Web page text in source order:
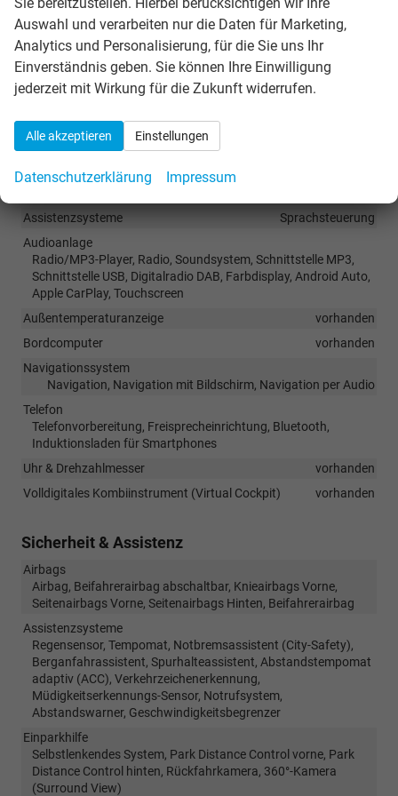
Sitze
Rücksitzbank hinten geteilt, Sitzheizung, Sitzheizung hinten,
Sportsitze
Sitze: Lordosenstütze
Fahrer und Beifahrer
Sitze: Verstellbarkeit
Höhenverstellbarer Beifahrersitz, Höhenverstellbarer
Fahrersitz
Infotainment & Kommunikation
Assistenzsysteme
Sprachsteuerung
Audioanlage
Radio/MP3-Player, Radio, Soundsystem, Schnittstelle MP3,
Schnittstelle USB, Digitalradio DAB, Farbdisplay, Android Auto,
Apple CarPlay, Touchscreen
Außentemperaturanzeige
vorhanden
Bordcomputer
vorhanden
Navigationssystem
Navigation, Navigation mit Bildschirm, Navigation per Audio
Telefon
Telefonvorbereitung, Freisprecheinrichtung, Bluetooth,
Induktionsladen für Smartphones
Uhr & Drehzahlmesser
vorhanden
Volldigitales Kombiinstrument (Virtual Cockpit)
vorhanden
Sicherheit & Assistenz
Airbags
Airbag, Beifahrerairbag abschaltbar, Knieairbags Vorne,
Seitenairbags Vorne, Seitenairbags Hinten, Beifahrerairbag
Assistenzsysteme
Regensensor, Tempomat, Notbremsassistent (City-Safety),
Berganfahrassistent, Spurhalteassistent, Abstandstempomat
adaptiv (ACC), Verkehrzeichenerkennung,
Müdigkeitserkennungs-Sensor, Notrufsystem,
Abstandswarner, Geschwindigkeitsbegrenzer
Einparkhilfe
Selbstlenkendes System, Park Distance Control vorne, Park
Distance Control hinten, Rückfahrkamera, 360°-Kamera
(Surround View)
Auswahl und verarbeiten nur die Daten für Marketing,
Analytics und Personalisierung, für die Sie uns Ihr
Einverständnis geben. Sie können Ihre Einwilligung
jederzeit mit Wirkung für die Zukunft widerrufen.
Alle akzeptieren Einstellungen
Datenschutzerklärung Impressum